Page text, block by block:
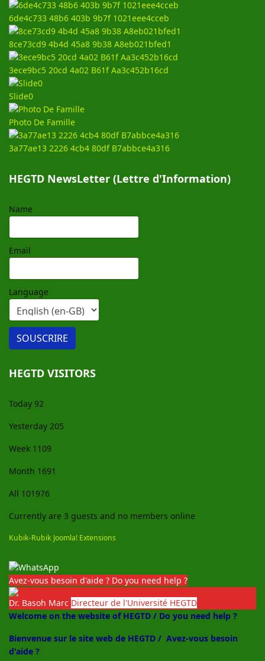
6de4c733 48b6 403b 9b7f 1021eee4cceb
8ce73cd9 4b4d 45a8 9b38 A8eb021bfed1
3ece9bc5 20cd 4a02 B61f Aa3c452b16cd
Slide0
Photo De Famille
3a77ae13 2226 4cb4 80df B7abbce4a316
HEGTD NewsLetter (Lettre d'Information)
Name
Email
Language
HEGTD VISITORS
Today 92
Yesterday 205
Week 1109
Month 1691
All 101976
Currently are 3 guests and no members online
Kubik-Rubik Joomla! Extensions
Avez-vous besoin d'aide ? Do you need help ?
Dr. Basoh Marc Directeur de l'Université HEGTD
Welcome on the website of HEGTD / Do you need help ?
Bienvenue sur le site web de HEGTD / Avez-vous besoin
d'aide ?